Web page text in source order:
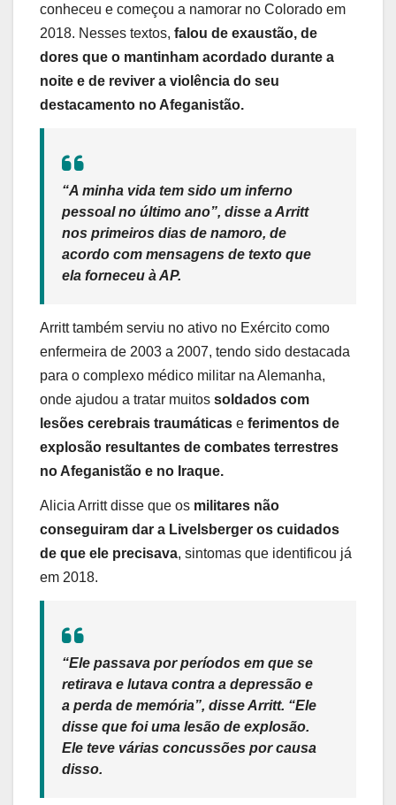
conheceu e começou a namorar no Colorado em
2018. Nesses textos, falou de exaustão, de
dores que o mantinham acordado durante a
noite e de reviver a violência do seu
destacamento no Afeganistão.
“A minha vida tem sido um inferno
pessoal no último ano”, disse a Arritt
nos primeiros dias de namoro, de
acordo com mensagens de texto que
ela forneceu à AP.
Arritt também serviu no ativo no Exército como
enfermeira de 2003 a 2007, tendo sido destacada
para o complexo médico militar na Alemanha,
onde ajudou a tratar muitos soldados com
lesões cerebrais traumáticas e ferimentos de
explosão resultantes de combates terrestres
no Afeganistão e no Iraque.
Alicia Arritt disse que os militares não
conseguiram dar a Livelsberger os cuidados
de que ele precisava, sintomas que identificou já
em 2018.
“Ele passava por períodos em que se
retirava e lutava contra a depressão e
a perda de memória”, disse Arritt. “Ele
disse que foi uma lesão de explosão.
Ele teve várias concussões por causa
disso.